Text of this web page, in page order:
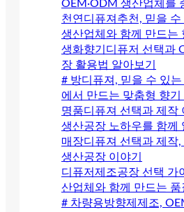
OEM·ODM 생산업체를
천연디퓨져추천, 믿을 수
생산업체와 함께 만드는
생화향기디퓨저 선택과
장 활용법 알아보기
# 방디퓨져, 믿을 수 있는
에서 만드는 맞춤형 향
명품디퓨져 선택과 제작
생산공장 노하우를 함께
매장디퓨져 선택과 제작
생산공장 이야기
디퓨저제조공장 선택 가
산업체와 함께 만드는 품
# 차량용방향제제조,